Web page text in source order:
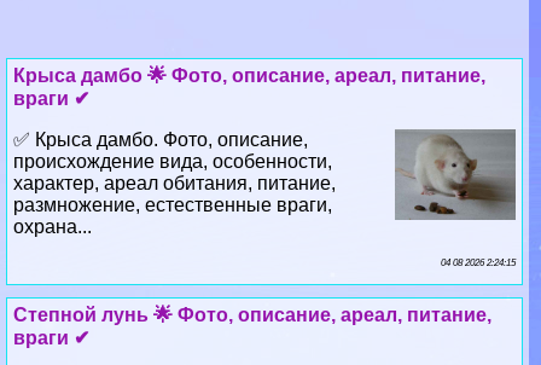
Крыса дамбо 🌟 Фото, описание, ареал, питание,
враги ✔
✅ Крыса дамбо. Фото, описание,
происхождение вида, особенности,
хаpaктер, ареал обитания, питание,
размножение, естественные враги,
охрана...
04 08 2026 2:24:15
Степной лунь 🌟 Фото, описание, ареал, питание,
враги ✔